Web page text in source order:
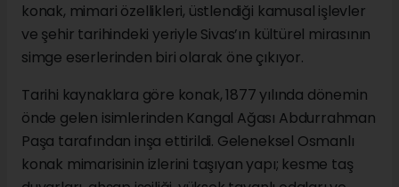
konak, mimari özellikleri, üstlendiği kamusal işlevler
ve şehir tarihindeki yeriyle Sivas’ın kültürel mirasının
simge eserlerinden biri olarak öne çıkıyor.
Tarihi kaynaklara göre konak, 1877 yılında dönemin
önde gelen isimlerinden Kangal Ağası Abdurrahman
Paşa tarafından inşa ettirildi. Geleneksel Osmanlı
konak mimarisinin izlerini taşıyan yapı; kesme taş